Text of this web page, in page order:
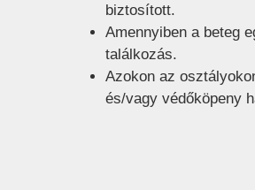
biztosított.
Amennyiben a beteg
találkozás.
Azokon az
és/vagy védőköpeny